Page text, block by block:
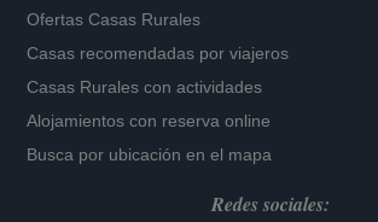
Ofertas Casas Rurales
Casas recomendadas por viajeros
Casas Rurales con actividades
Alojamientos con reserva online
Busca por ubicación en el mapa
Redes sociales: